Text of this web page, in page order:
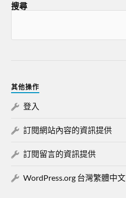
搜尋
其他操作
登入
訂閱網站內容的資訊提供
訂閱留言的資訊提供
WordPress.org 台灣繁體中文